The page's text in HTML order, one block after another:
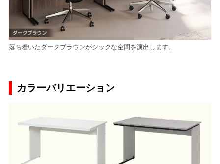
落ち着いたダークブラウンがシックな空間を演出します。
カラーバリエーション